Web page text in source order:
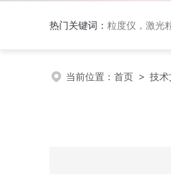
热门关键词： 粒度仪，激光粒度仪
当前位置： 首页 > 技术